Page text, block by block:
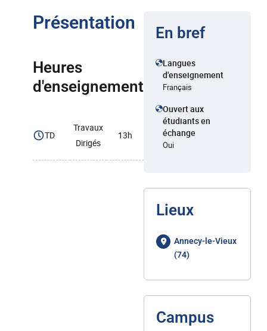
Présentation
Heures
d'enseignement
TD
Travaux
Dirigés
13h
En bref
Langues
d'enseignement
Français
Ouvert aux
étudiants en
échange
Oui
Lieux
Annecy-le-Vieux
(74)
Campus